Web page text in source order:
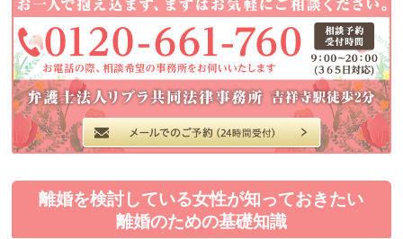
離婚を検討している女性が知っておきたい
離婚のための基礎知識